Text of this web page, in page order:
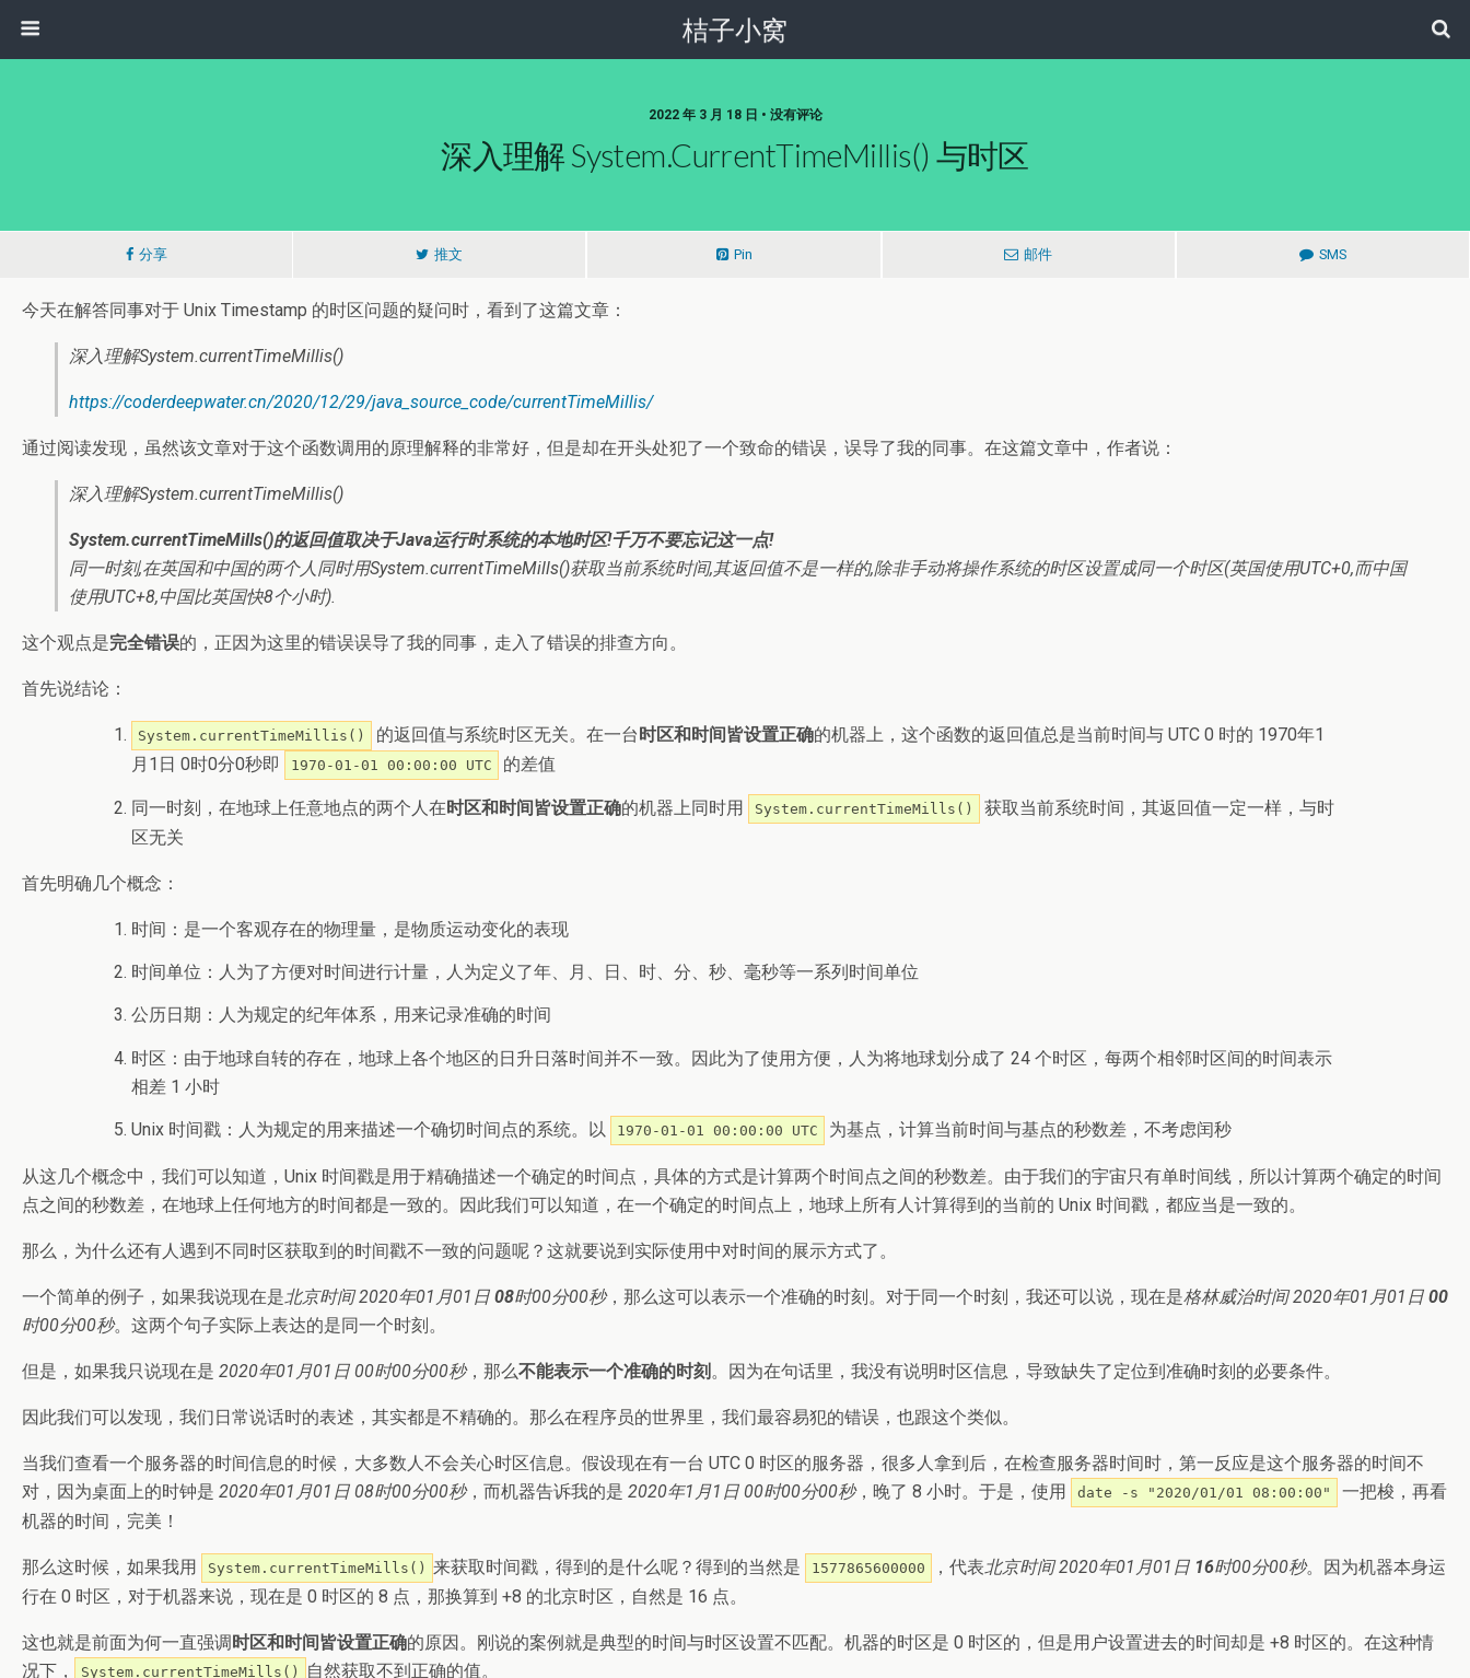
桔子小窝
2022 年 3 月 18 日 • 没有评论
深入理解 System.currentTimeMillis() 与时区
分享 推文 Pin 邮件 SMS
今天在解答同事对于 Unix Timestamp 的时区问题的疑问时，看到了这篇文章：
深入理解System.currentTimeMillis()
https://coderdeepwater.cn/2020/12/29/java_source_code/currentTimeMillis/
通过阅读发现，虽然该文章对于这个函数调用的原理解释的非常好，但是却在开头处犯了一个致命的错误，误导了我的同事。在这篇文章中，作者说：
深入理解System.currentTimeMillis()
System.currentTimeMills()的返回值取决于Java运行时系统的本地时区!千万不要忘记这一点!
同一时刻,在英国和中国的两个人同时用System.currentTimeMills()获取当前系统时间,其返回值不是一样的,除非手动将操作系统的时区设置成同一个时区(英国使用UTC+0,而中国
使用UTC+8,中国比英国快8个小时).
这个观点是完全错误的，正因为这里的错误误导了我的同事，走入了错误的排查方向。
首先说结论：
System.currentTimeMillis() 的返回值与系统时区无关。在一台时区和时间皆设置正确的机器上，这个函数的返回值总是当前时间与 UTC 0 时的 1970年1
月1日 0时0分0秒即
1970-01-01 00:00:00 UTC 的差值
同一时刻，在地球上任意地点的两个人在时区和时间皆设置正确的机器上同时用 System.currentTimeMills()
获取当前系统时间，其返回值一定一样，与时
区无关
首先明确几个概念：
时间：是一个客观存在的物理量，是物质运动变化的表现
时间单位：人为了方便对时间进行计量，人为定义了年、月、日、时、分、秒、毫秒等一系列时间单位
公历日期：人为规定的纪年体系，用来记录准确的时间
时区：由于地球自转的存在，地球上各个地区的日升日落时间并不一致。因此为了使用方便，人为将地球划分成了 24 个时区，每两个相邻时区间的时间表示
相差 1 小时
Unix 时间戳：人为规定的用来描述一个确切时间点的系统。以 1970-01-01 00:00:00 UTC 为基点，计算当前时间与基点的秒数差，不考虑闰秒
从这几个概念中，我们可以知道，Unix 时间戳是用于精确描述一个确定的时间点，具体的方式是计算两个时间点之间的秒数差。由于我们的宇宙只有单时间线，所以计算两个确定的时间
点之间的秒数差，在地球上任何地方的时间都是一致的。因此我们可以知道，在一个确定的时间点上，地球上所有人计算得到的当前的 Unix 时间戳，都应当是一致的。
那么，为什么还有人遇到不同时区获取到的时间戳不一致的问题呢？这就要说到实际使用中对时间的展示方式了。
一个简单的例子，如果我说现在是北京时间 2020年01月01日 08时00分00秒，那么这可以表示一个准确的时刻。对于同一个时刻，我还可以说，现在是格林威治时间 2020年01月01日 00
时00分00秒。这两个句子实际上表达的是同一个时刻。
但是，如果我只说现在是 2020年01月01日 00时00分00秒，那么不能表示一个准确的时刻 。因为在句话里，我没有说明时区信息，导致缺失了定位到准确时刻的必要条件。
因此我们可以发现，我们日常说话时的表述，其实都是不精确的。那么在程序员的世界里，我们最容易犯的错误，也跟这个类似。
当我们查看一个服务器的时间信息的时候，大多数人不会关心时区信息。假设现在有一台 UTC 0 时区的服务器，很多人拿到后，在检查服务器时间时，第一反应是这个服务器的时间不
对，因为桌面上的时钟是 2020年01月01日 08时00分00秒，而机器告诉我的是 2020年1月1日 00时00分00秒，晚了 8 小时。于是，使用 date -s "2020/01/01 08:00:00"
一把梭，再看
机器的时间，完美！
那么这时候，如果我用 System.currentTimeMills() 来获取时间戳，得到的是什么呢？得到的当然是 1577865600000 ，代表北京时间 2020年01月01日 16时00分00秒。因为机器本身运
行在 0 时区，对于机器来说，现在是 0 时区的 8 点，那换算到 +8 的北京时区，自然是 16 点。
这也就是前面为何一直强调时区和时间皆设置正确的原因。刚说的案例就是典型的时间与时区设置不匹配。机器的时区是 0 时区的，但是用户设置进去的时间却是 +8 时区的。在这种情
况下，
System.currentTimeMills() 自然获取不到正确的值。